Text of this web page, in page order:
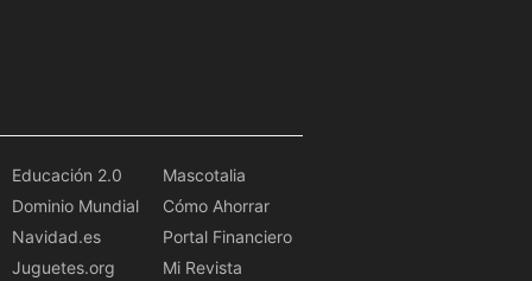
Educación 2.0
Dominio Mundial
Navidad.es
Juguetes.org
Mascotalia
Cómo Ahorrar
Portal Financiero
Mi Revista